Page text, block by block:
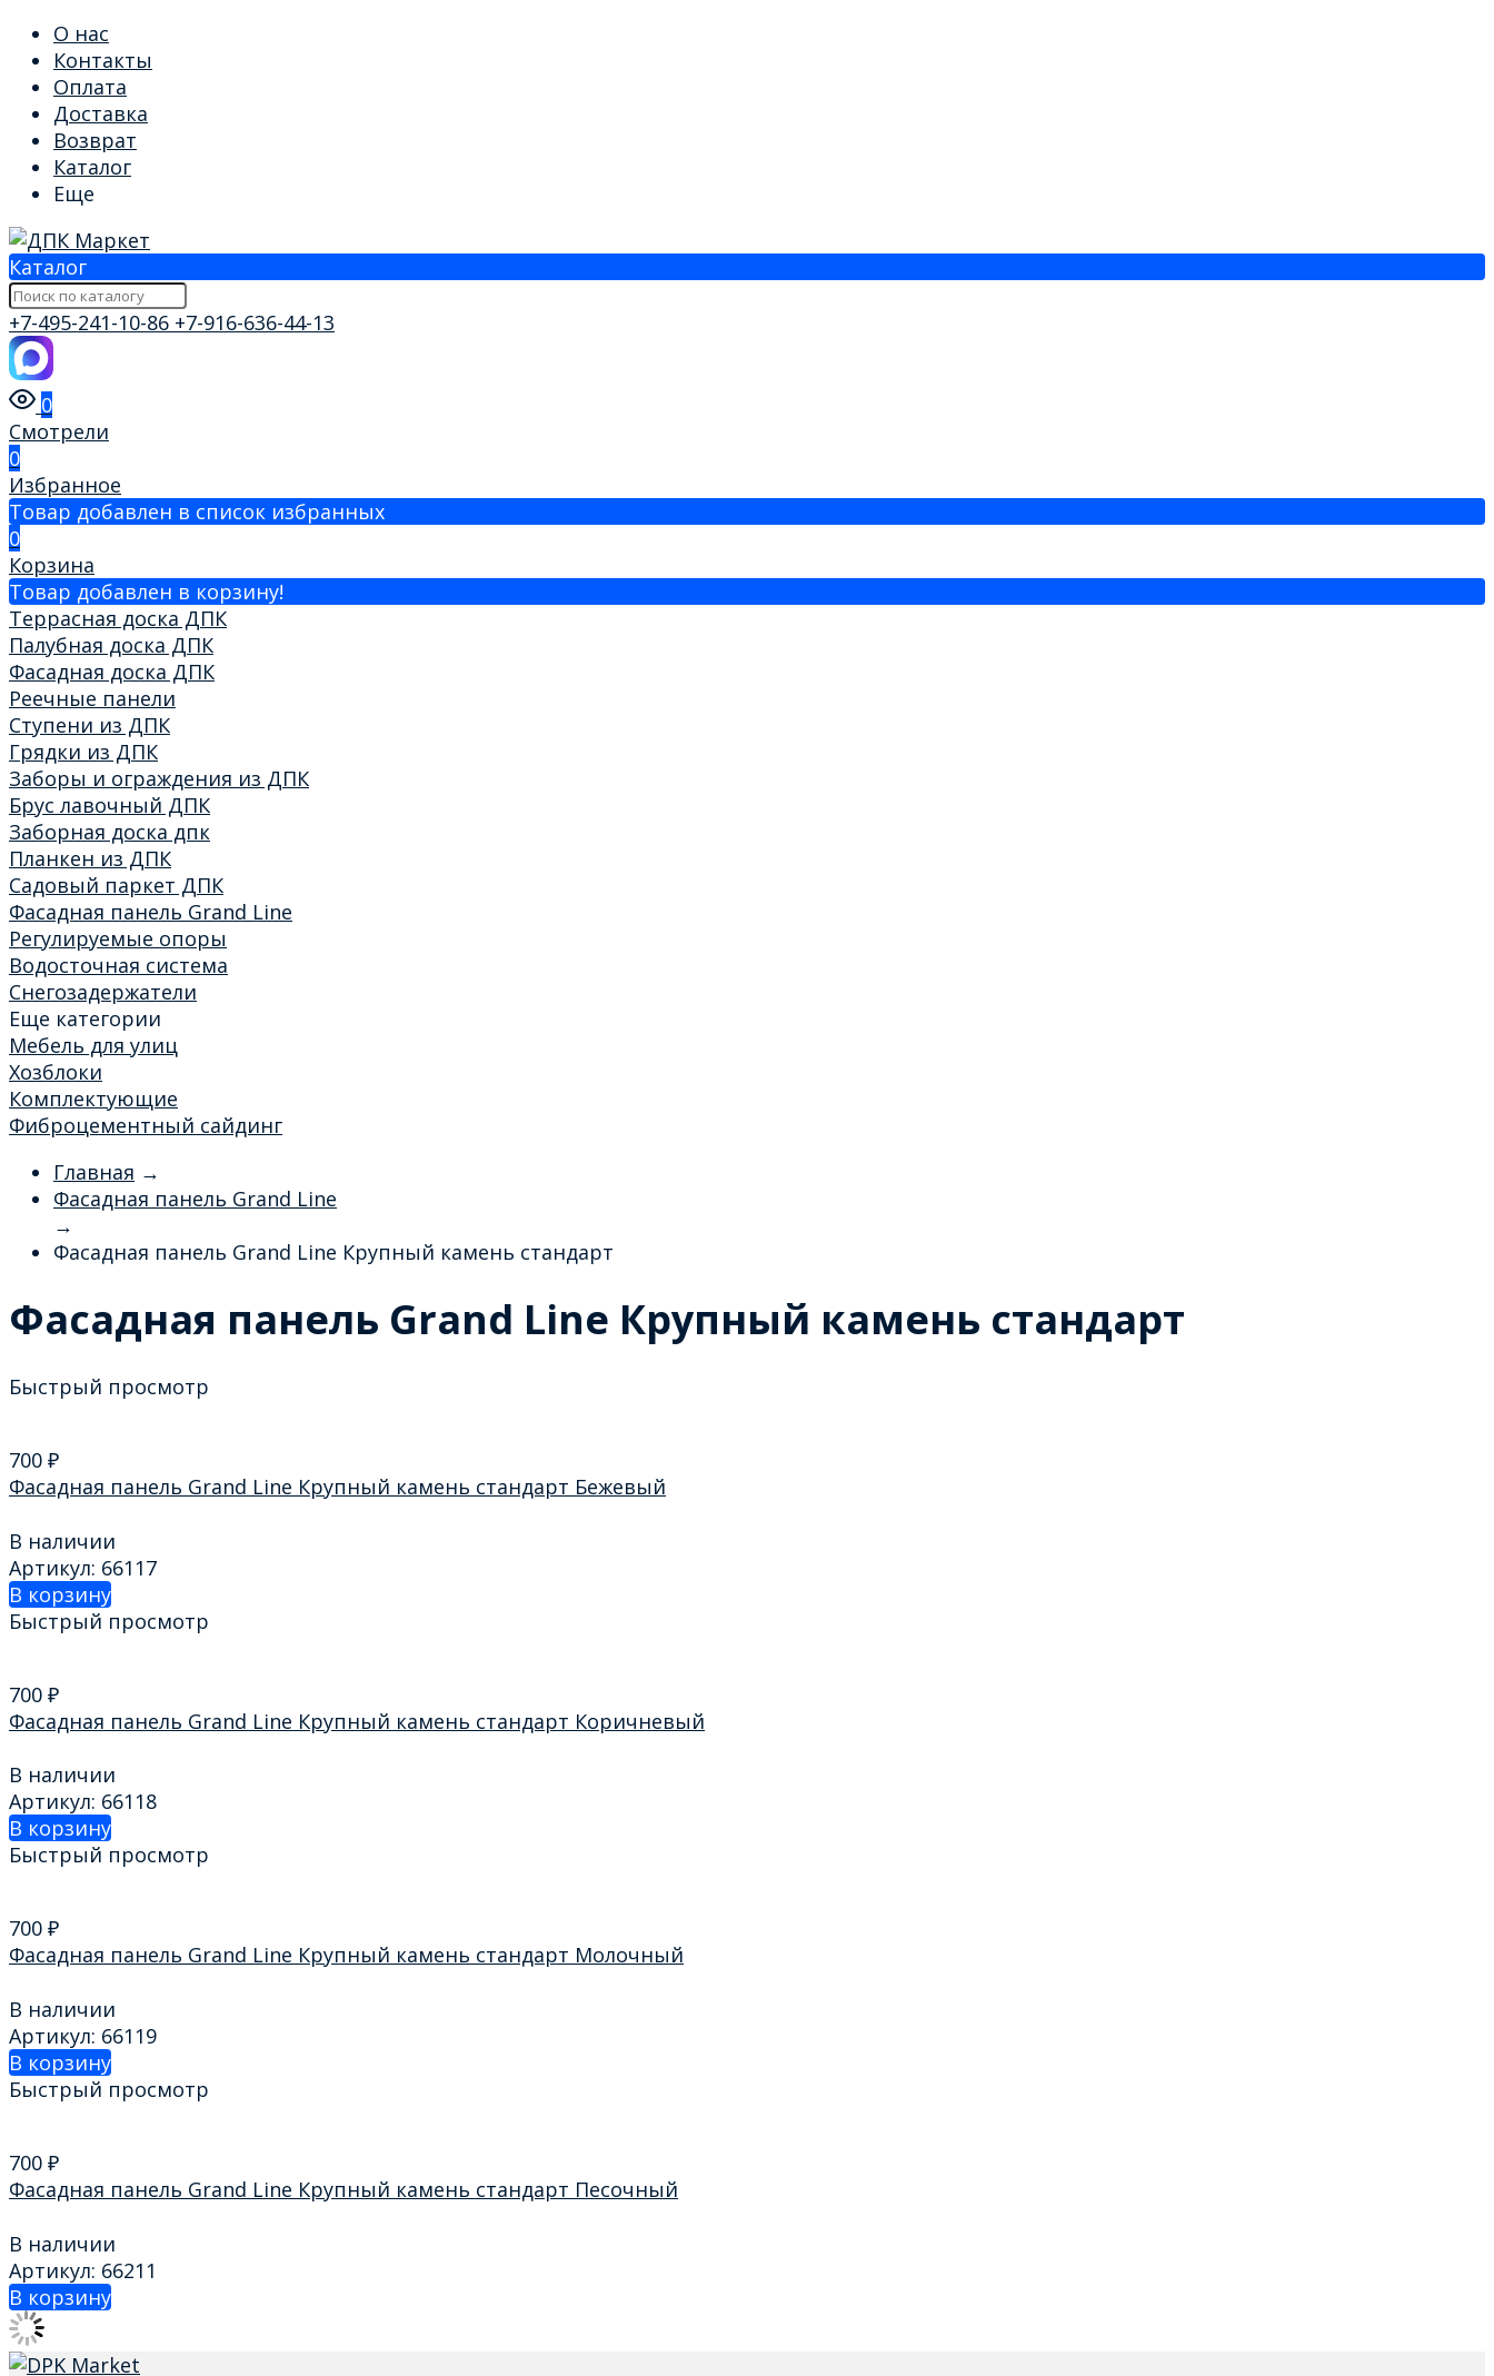
О нас
Контакты
Оплата
Доставка
Возврат
Каталог
Еще
Каталог
+7-495-241-10-86 +7-916-636-44-13
0
Смотрели
0
Избранное
Товар добавлен в список избранных
0
Корзина
Товар добавлен в корзину!
Террасная доска ДПК
Палубная доска ДПК
Фасадная доска ДПК
Реечные панели
Ступени из ДПК
Грядки из ДПК
Заборы и ограждения из ДПК
Брус лавочный ДПК
Заборная доска дпк
Планкен из ДПК
Садовый паркет ДПК
Фасадная панель Grand Line
Регулируемые опоры
Водосточная система
Снегозадержатели
Еще категории
Мебель для улиц
Хозблоки
Комплектующие
Фиброцементный сайдинг
Главная →
Фасадная панель Grand Line
→
Фасадная панель Grand Line Крупный камень стандарт
Фасадная панель Grand Line Крупный камень стандарт
Быстрый просмотр
700 ₽
Фасадная панель Grand Line Крупный камень стандарт Бежевый
В наличии
Артикул: 66117
В корзину
Быстрый просмотр
700 ₽
Фасадная панель Grand Line Крупный камень стандарт Коричневый
В наличии
Артикул: 66118
В корзину
Быстрый просмотр
700 ₽
Фасадная панель Grand Line Крупный камень стандарт Молочный
В наличии
Артикул: 66119
В корзину
Быстрый просмотр
700 ₽
Фасадная панель Grand Line Крупный камень стандарт Песочный
В наличии
Артикул: 66211
В корзину